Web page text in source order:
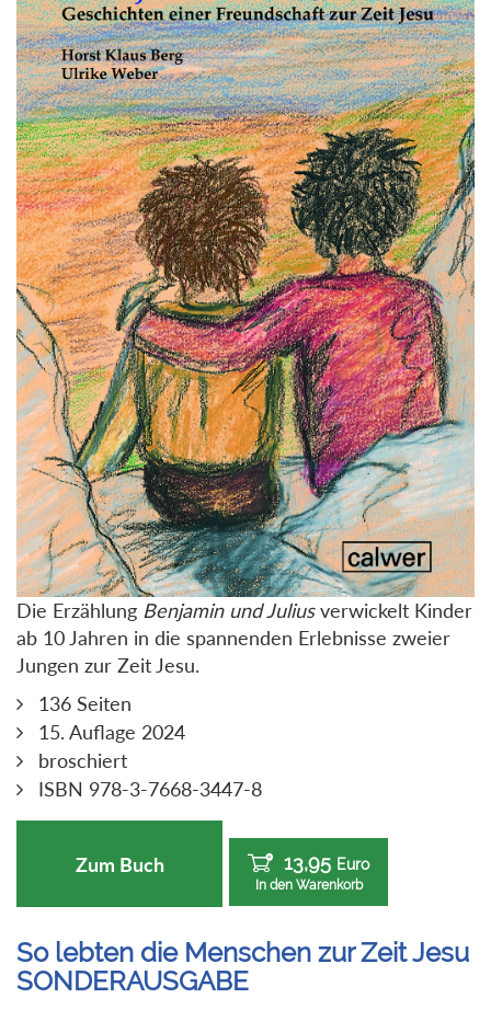
Die Erzählung Benjamin und Juliusverwickelt Kinder
ab 10 Jahren in die spannenden Erlebnisse zweier
Jungen zur Zeit Jesu.
136 Seiten
15. Auflage 2024
broschiert
ISBN 978-3-7668-3447-8
Zum Buch 13,95 Euro
In den Warenkorb
So lebten die Menschen zur Zeit Jesu
SONDERAUSGABE